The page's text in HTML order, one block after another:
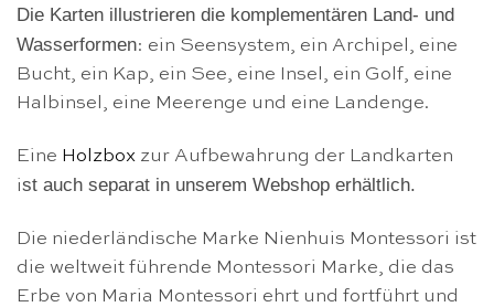
Die Karten illustrieren die komplementären Land- und
Wasserformen: ein Seensystem, ein Archipel, eine
Bucht, ein Kap, ein See, eine Insel, ein Golf, eine
Halbinsel, eine Meerenge und eine Landenge.
Eine Holzbox zur Aufbewahrung der Landkarten
ist auch separat in unserem Webshop erhältlich.
Die niederländische Marke Nienhuis Montessori ist
die weltweit führende Montessori Marke, die das
Erbe von Maria Montessori ehrt und fortführt und